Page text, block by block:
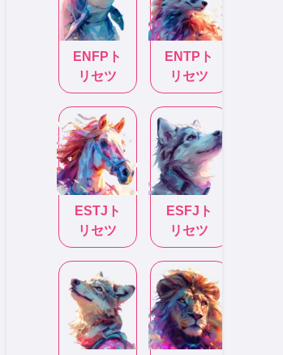
ENFP ト
リセツ
ENTP ト
リセツ
ESTJ ト
リセツ
ESFJ ト
リセツ